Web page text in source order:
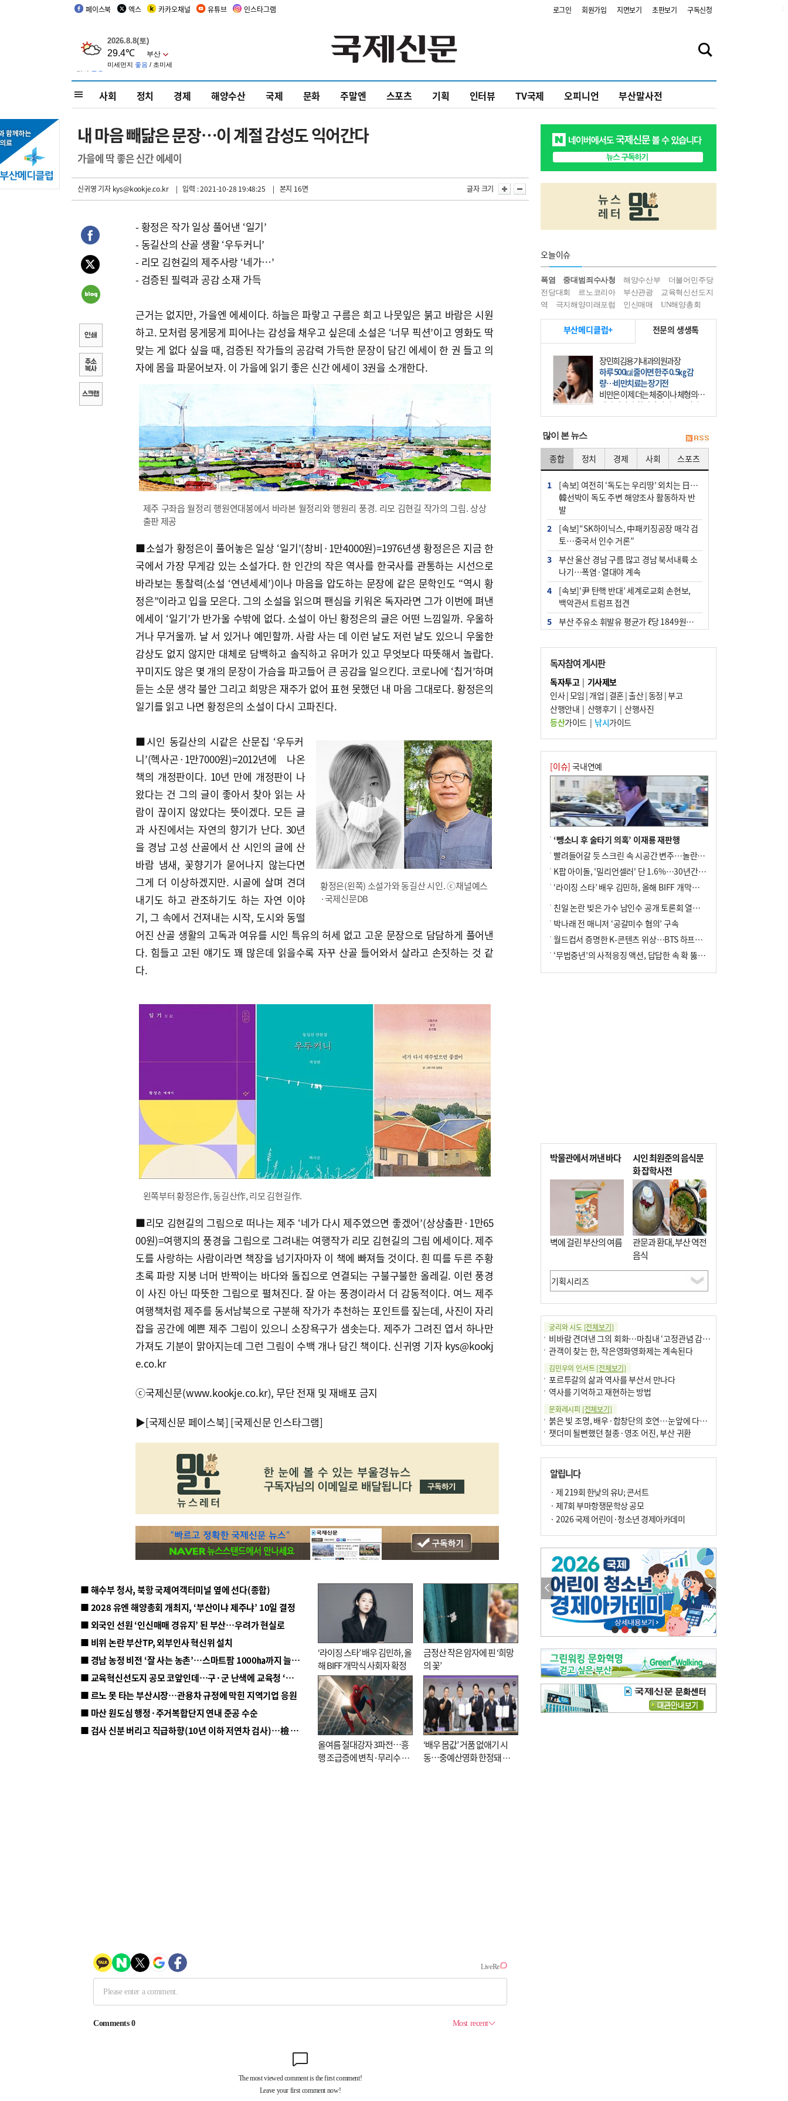
페이스북 엑스 카카오채널 유튜브 인스타그램 로그인 회원가입 지면보기 초판보기 구독신청
사회 정치 경제 해양수산 국제 문화 주말엔 스포츠 기획 인터뷰 TV국제 오피니언 부산말사전
내 마음 빼닮은 문장…이 계절 감성도 익어간다
가을에 딱 좋은 신간 에세이
신귀영 기자kys@kookje.co.kr | 입력 : 2021-10-28 19:48:25 | 본지 16면 글자 크기
- 황정은 작가 일상 풀어낸 ‘일기’
- 동길산의 산골 생활 ‘우두커니’
- 리모 김현길의 제주사랑 ‘네가…’
- 검증된 필력과 공감 소재 가득
근거는 없지만, 가을엔 에세이다. 하늘은 파랗고 구름은 희고 나뭇잎은 붉고 바람은 시원
하고. 모처럼 뭉게뭉게 피어나는 감성을 채우고 싶은데 소설은 ‘너무 픽션’이고 영화도 딱
맞는 게 없다 싶을 때, 검증된 작가들의 공감력 가득한 문장이 담긴 에세이 한 권 들고 의
자에 몸을 파묻어보자. 이 가을에 읽기 좋은 신간 에세이 3권을 소개한다.
제주 구좌읍 월정리 행원연대봉에서 바라본 월정리와 행원리 풍경. 리모 김현길 작가의 그림. 상상
출판 제공
■소설가 황정은이 풀어놓은 일상 ‘일기’(창비·1만4000원)=1976년생 황정은은 지금 한
국에서 가장 무게감 있는 소설가다. 한 인간의 작은 역사를 한국사를 관통하는 시선으로
바라보는 통찰력(소설 ‘연년세세’)이나 마음을 압도하는 문장에 같은 문학인도 “역시 황
정은”이라고 입을 모은다. 그의 소설을 읽으며 팬심을 키워온 독자라면 그가 이번에 펴낸
에세이 ‘일기’가 반가울 수밖에 없다. 소설이 아닌 황정은의 글은 어떤 느낌일까. 우울하
거나 무거울까. 날 서 있거나 예민할까. 사람 사는 데 이런 날도 저런 날도 있으니 우울한
감상도 없지 않지만 대체로 담백하고 솔직하고 유머가 있고 무엇보다 따뜻해서 놀랍다.
꾸미지도 않은 몇 개의 문장이 가슴을 파고들어 큰 공감을 일으킨다. 코로나에 ‘칩거’하며
듣는 소문 생각 불안 그리고 희망은 재주가 없어 표현 못했던 내 마음 그대로다. 황정은의
일기를 읽고 나면 황정은의 소설이 다시 고파진다.
황정은(왼쪽) 소설가와 동길산 시인. ⓒ채널예스
·국제신문DB
■시인 동길산의 시같은 산문집 ‘우두커
니’(헥사곤·1만7000원)=2012년에 나온
책의 개정판이다. 10년 만에 개정판이 나
왔다는 건 그의 글이 좋아서 찾아 읽는 사
람이 끊이지 않았다는 뜻이겠다. 모든 글
과 사진에서는 자연의 향기가 난다. 30년
을 경남 고성 산골에서 산 시인의 글에 산
바람 냄새, 꽃향기가 묻어나지 않는다면
그게 더 이상하겠지만. 시골에 살며 견뎌
내기도 하고 관조하기도 하는 자연 이야
기, 그 속에서 건져내는 시작, 도시와 동떨
어진 산골 생활의 고독과 여유를 시인 특유의 허세 없고 고운 문장으로 담담하게 풀어낸
다. 힘들고 고된 얘기도 꽤 많은데 읽을수록 자꾸 산골 들어와서 살라고 손짓하는 것 같
다.
왼쪽부터 황정은作, 동길산作, 리모 김현길作.
■리모 김현길의 그림으로 떠나는 제주 ‘네가 다시 제주였으면 좋겠어’(상상출판·1만65
00원)=여행지의 풍경을 그림으로 그려내는 여행작가 리모 김현길의 그림 에세이다. 제주
도를 사랑하는 사람이라면 책장을 넘기자마자 이 책에 빠져들 것이다. 흰 띠를 두른 주황
초록 파랑 지붕 너머 반짝이는 바다와 돌집으로 연결되는 구불구불한 올레길. 이런 풍경
이 사진 아닌 따뜻한 그림으로 펼쳐진다. 잘 아는 풍경이라서 더 감동적이다. 여느 제주
여행책처럼 제주를 동서남북으로 구분해 작가가 추천하는 포인트를 짚는데, 사진이 자리
잡을 공간에 예쁜 제주 그림이 있으니 소장욕구가 샘솟는다. 제주가 그려진 엽서 하나만
가져도 기분이 맑아지는데 그런 그림이 수백 개나 담긴 책이다. 신귀영 기자 kys@kookj
e.co.kr
ⓒ국제신문(www.kookje.co.kr), 무단 전재 및 재배포 금지
▶[국제신문 페이스북] [국제신문 인스타그램]
■ 해수부 청사, 북항 국제여객터미널 옆에 선다(종합)
■ 2028 유엔 해양총회 개최지, ‘부산이냐 제주냐’ 10일 결정
■ 외국인 선원 ‘인신매매 경유지’ 된 부산…우려가 현실로
■ 비위 논란 부산TP, 외부인사 혁신위 설치
■ 경남 농정 비전 ‘잘 사는 농촌’…스마트팜 1000㏊까지 늘린다
■ 교육혁신선도지 공모 코앞인데…구·군 난색에 교육청 ‘쩔쩔’
■ 르노 못 타는 부산시장…관용차 규정에 막힌 지역기업 응원
■ 마산 원도심 행정·주거복합단지 연내 준공 수순
■ 검사 신분 버리고 직급하향(10년 이하 저연차 검사)…檢 중수청행 기피
‘라이징 스타’ 배우 김민하, 올
해 BIFF 개막식 사회자 확정
금정산 작은 암자에 핀 ‘희망
의 꽃’
올여름 절대강자 3파전…흥
행 조급증에 변칙·무리수 마
‘배우 몸값’ 거품 없애기 시
동…중예산영화 한정돼 실
오늘이슈
폭염 중대범죄수사청 해양수산부
더불어민주당
전당대회
르노코리아 부산관광
교육혁신선도지
역
극지해양미래포럼 인신매매 UN해양총회
부산메디클럽+ 전문의 생생톡
장민희김용기내과의원과장
하루 500㎉ 줄이면 한주 0.5㎏ 감
량…비만치료는 장기전
비만은 이제 더는 체중이나 체형의 문
제가 아니다. 하나의 질병으로 인지
하고 치료와 관리를 해야 한다. 세계
많이 본 뉴스
종합 정치 경제 사회 스포츠
1
[속보] 여전히 ‘독도는 우리땅’ 외치는 日…
韓선박이 독도 주변 해양조사 활동하자 반
발
2
[속보]“SK하이닉스, 中패키징공장 매각 검
토…중국서 인수 거론”
3
부산 울산 경남 구름 많고 경남 북서내륙 소
나기…폭염·열대야 계속
4
[속보]‘尹 탄핵 반대’ 세계로교회 손현보,
백악관서 트럼프 접견
5
부산 주유소 휘발유 평균가 ℓ당 1849원…
군사기밀 유출자 색출 지시
7
[속보] ‘심판 성접대’ 논란 축구협회 공식 사
과…“현재는 부적절 행위 없어”
8
"올해 코스피 사이드카 43회 중 25회는 삼
전닉스 ETF 이후 발생"
10 서울 중랑구서 흉기 난동…60대 남성 2명
사망
독자참여 게시판
독자투고| 기사제보
인사|모임 | 개업 | 결혼|출산|동정 |부고
산행안내 | 산행후기 | 산행사진
등산가이드| 낚시가이드
[이슈] 국내연예
‘뺑소니 후 술타기 의혹’ 이재룡 재판행
빨려들어갈 듯 스크린 속 시공간 변주…놀란의 메시지는 ‘전쟁 속죄’
K팝 아이돌, '밀리언셀러' 단 1.6%…30년간 등장 1182개팀 전수조사
‘라이징 스타’ 배우 김민하, 올해 BIFF 개막식 사회자 확정
친일 논란 빚은 가수 남인수 공개 토론회 열린다.
박나래 전 매니저 ‘공갈미수 혐의’ 구속
월드컵서 증명한 K-콘텐츠 위상…BTS 하프타임쇼·정호연 트로피 세리머니
‘무법중년’의 사적응징 액션, 답답한 속 확 뚫어주네
박물관에서 꺼낸 바다
벽에 걸린 부산의 여름
시인 최원준의 음식문
화 잡학사전
관문과 환대, 부산 역전
음식
궁리와 시도 [전체보기]
비바람 견뎌낸 그의 회화…마침내 ‘고정관념 감옥’서 해방
관객이 찾는 한, 작은영화영화제는 계속된다
김민우의 인서트[전체보기]
포르투갈의 삶과 역사를 부산서 만나다
역사를 기억하고 재현하는 방법
문화레시피 [전체보기]
붉은 빛 조명, 배우·합창단의 호연…눈앞에 다가온 부산오페라하우스
잿더미 될뻔했던 철종·영조 어진, 부산 귀환
현실의 고통, 은유의 詩로 담다 外
달구비·여우비…다양한 비 이름 外
박현주의 책 이야기[전체보기]
세계유산 ‘한국의 갯벌’ 얼마나 알고 있나요
문재필-여름_저녁무렵의호수
이 한편의 시조[전체보기]
참선 /오기환
고향 /김진규
주말 영화 박스오피스[전체보기]
‘스파이더맨’ 개봉 5일 만에 300만 돌풍…박스오피스·예매율 동시 1위
‘호프’ 개봉 11일 만에 관객 300만…‘스파이더맨’ 예매율 68.8% 1위
오늘의 운세- [전체보기]
오늘의 운세- 2026년 8월 6일 (음 6월 24일)
오늘의 운세- 2026년 8월 5일 (음 6월 23일)
조해훈의 고전 속 이 문장 [전체보기]
입추 지났는데도 덥다며 신유안에게 보낸 박규수의 편지
알립니다
· 제 219회 한낮의 유U; 콘서트
· 제7회 부마항쟁문학상 공모
· 2026 국제 어린이·청소년 경제아카데미